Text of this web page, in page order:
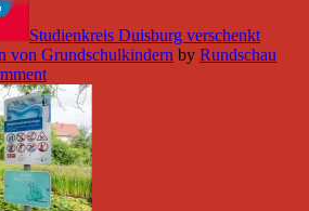
Studienkreis Duisburg verschenkt
von Grundschulkindern by Rundschau